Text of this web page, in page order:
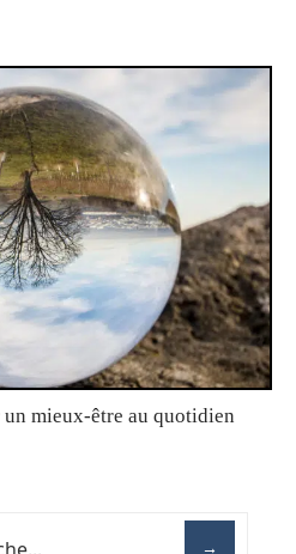
un mieux-être au quotidien